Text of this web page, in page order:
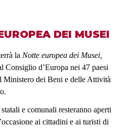
DEI MUSEI
la Notte europea dei Musei,
Consiglio d’Europa nei 47 paesi
Ministero dei Beni e delle Attività
e comunali resteranno aperti
ai cittadini e ai turisti di